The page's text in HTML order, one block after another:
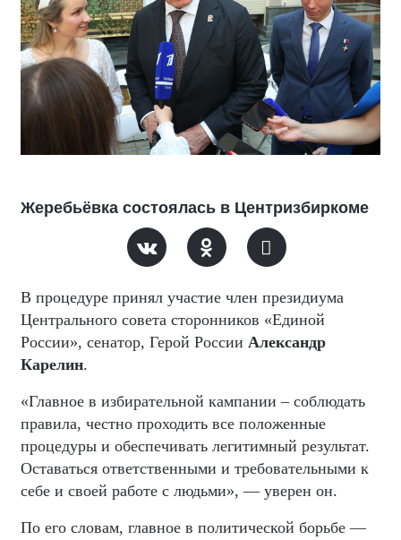
Жеребьёвка состоялась в Центризбиркоме
В процедуре принял участие член президиума
Центрального совета сторонников «Единой
России», сенатор, Герой России Александр
Карелин.
«Главное в избирательной кампании – соблюдать
правила, честно проходить все положенные
процедуры и обеспечивать легитимный результат.
Оставаться ответственными и требовательными к
себе и своей работе с людьми», — уверен он.
По его словам, главное в политической борьбе —